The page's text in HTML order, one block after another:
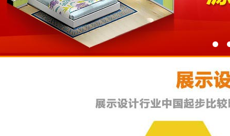
咨询QQ：
269140267